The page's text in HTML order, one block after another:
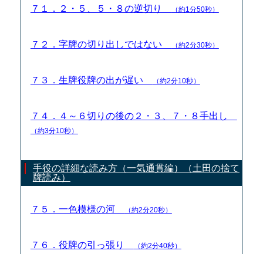
７１．２・５、５・８の逆切り （約1分50秒）
７２．字牌の切り出しではない （約2分30秒）
７３．生牌役牌の出が遅い （約2分10秒）
７４．４～６切りの後の２・３、７・８手出し
（約3分10秒）
手役の詳細な読み方（一気通貫編）（土田の捨て
牌読み）
７５．一色模様の河 （約2分20秒）
７６．役牌の引っ張り （約2分40秒）